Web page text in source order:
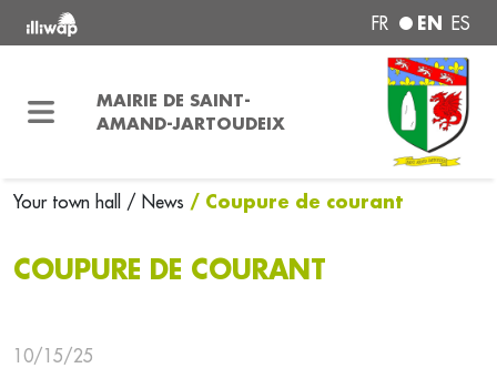
FR EN ES
MAIRIE DE SAINT-
AMAND-JARTOUDEIX
Your town hall / News / Coupure de courant
COUPURE DE COURANT
10/15/25